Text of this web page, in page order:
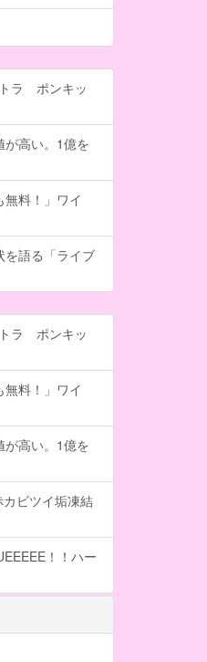
トラ ポンキッ
高い。1億を
料！」ワイ
を語る「ライブ
トラ ポンキッ
料！」ワイ
高い。1億を
ビツイ垢凍結
！！ハー